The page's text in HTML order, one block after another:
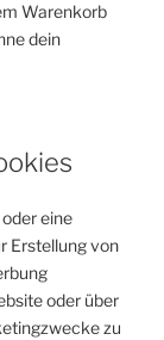
Warenkorb
dein
eine
Erstellung von
oder über
zu